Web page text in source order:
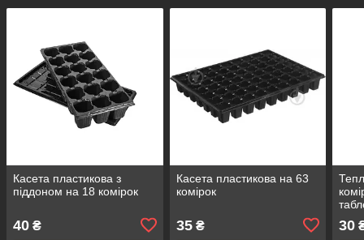
Касета пластикова з
піддоном на 18 комірок
40 ₴
Касета пластикова на 63
комірок
35₴ 30